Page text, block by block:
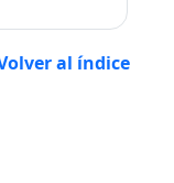
al índice